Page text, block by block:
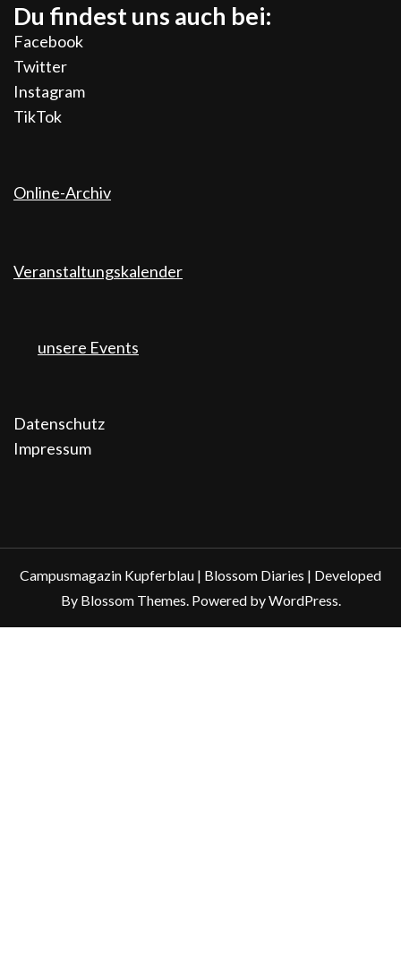
Du findest uns auch bei:
Facebook
Twitter
Instagram
TikTok
Online-Archiv
Veranstaltungskalender
unsere Events
Datenschutz
Impressum
Campusmagazin Kupferblau | Blossom Diaries | Developed
By Blossom Themes. Powered byWordPress.